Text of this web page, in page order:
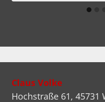
Claus Volke
Hochstraße 61, 45731